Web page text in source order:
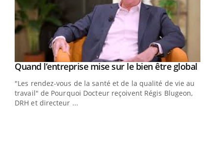
Youtube
Quand l’entreprise mise sur le bien être global
"Les rendez-vous de la santé et de la qualité de vie au
travail" de Pourquoi Docteur reçoivent Régis Blugeon,
DRH et directeur ...